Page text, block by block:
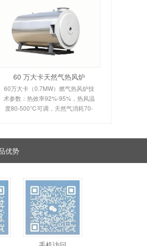
60 万大卡天然气热风炉
60万大卡（0.7MW）燃气热风炉技
术参数：热效率92%-95%，热风温
度80-500℃可调，天然气消耗70-
于食品、粮食、物料烘干
优势